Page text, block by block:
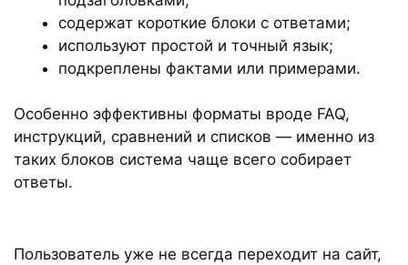
содержат короткие блоки с ответами;
используют простой и точный язык;
подкреплены фактами или примерами.
Особенно эффективны форматы вроде FAQ,
инструкций, сравнений и списков — именно из
таких блоков система чаще всего собирает
ответы.
Пользователь уже не всегда переходит на сайт,